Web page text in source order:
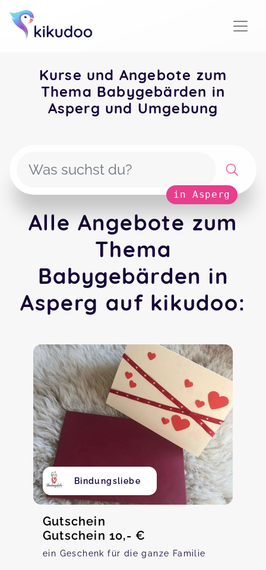
Kurse und Angebote zum
Thema Babygebärden in
Asperg und Umgebung
in Asperg
Alle Angebote zum
Thema
Babygebärden in
Asperg auf kikudoo:
Bindungsliebe
Gutschein
Gutschein 10,- €
ein Geschenk für die ganze Familie